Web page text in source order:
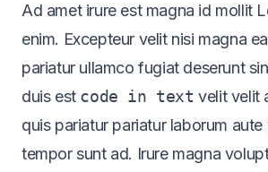
Ad amet irure est magna id mollit
enim. Excepteur velit nisi magna
pariatur ullamco fugiat deserunt
duis est code in text velit velit
quis pariatur pariatur laborum aute
tempor sunt ad. Irure magna